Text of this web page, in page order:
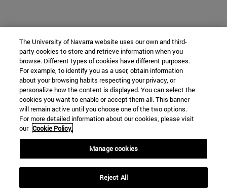
The University of Navarra website uses our own and third-
party cookies to store and retrieve information when you
browse. Different types of cookies have different purposes.
For example, to identify you as a user, obtain information
about your browsing habits respecting your privacy, or
personalize how the content is displayed. You can select the
cookies you want to enable or accept them all. This banner
will remain active until you choose one of the two options.
For more detailed information about our cookies, please visit
our Cookie Policy.
Manage cookies
Reject All